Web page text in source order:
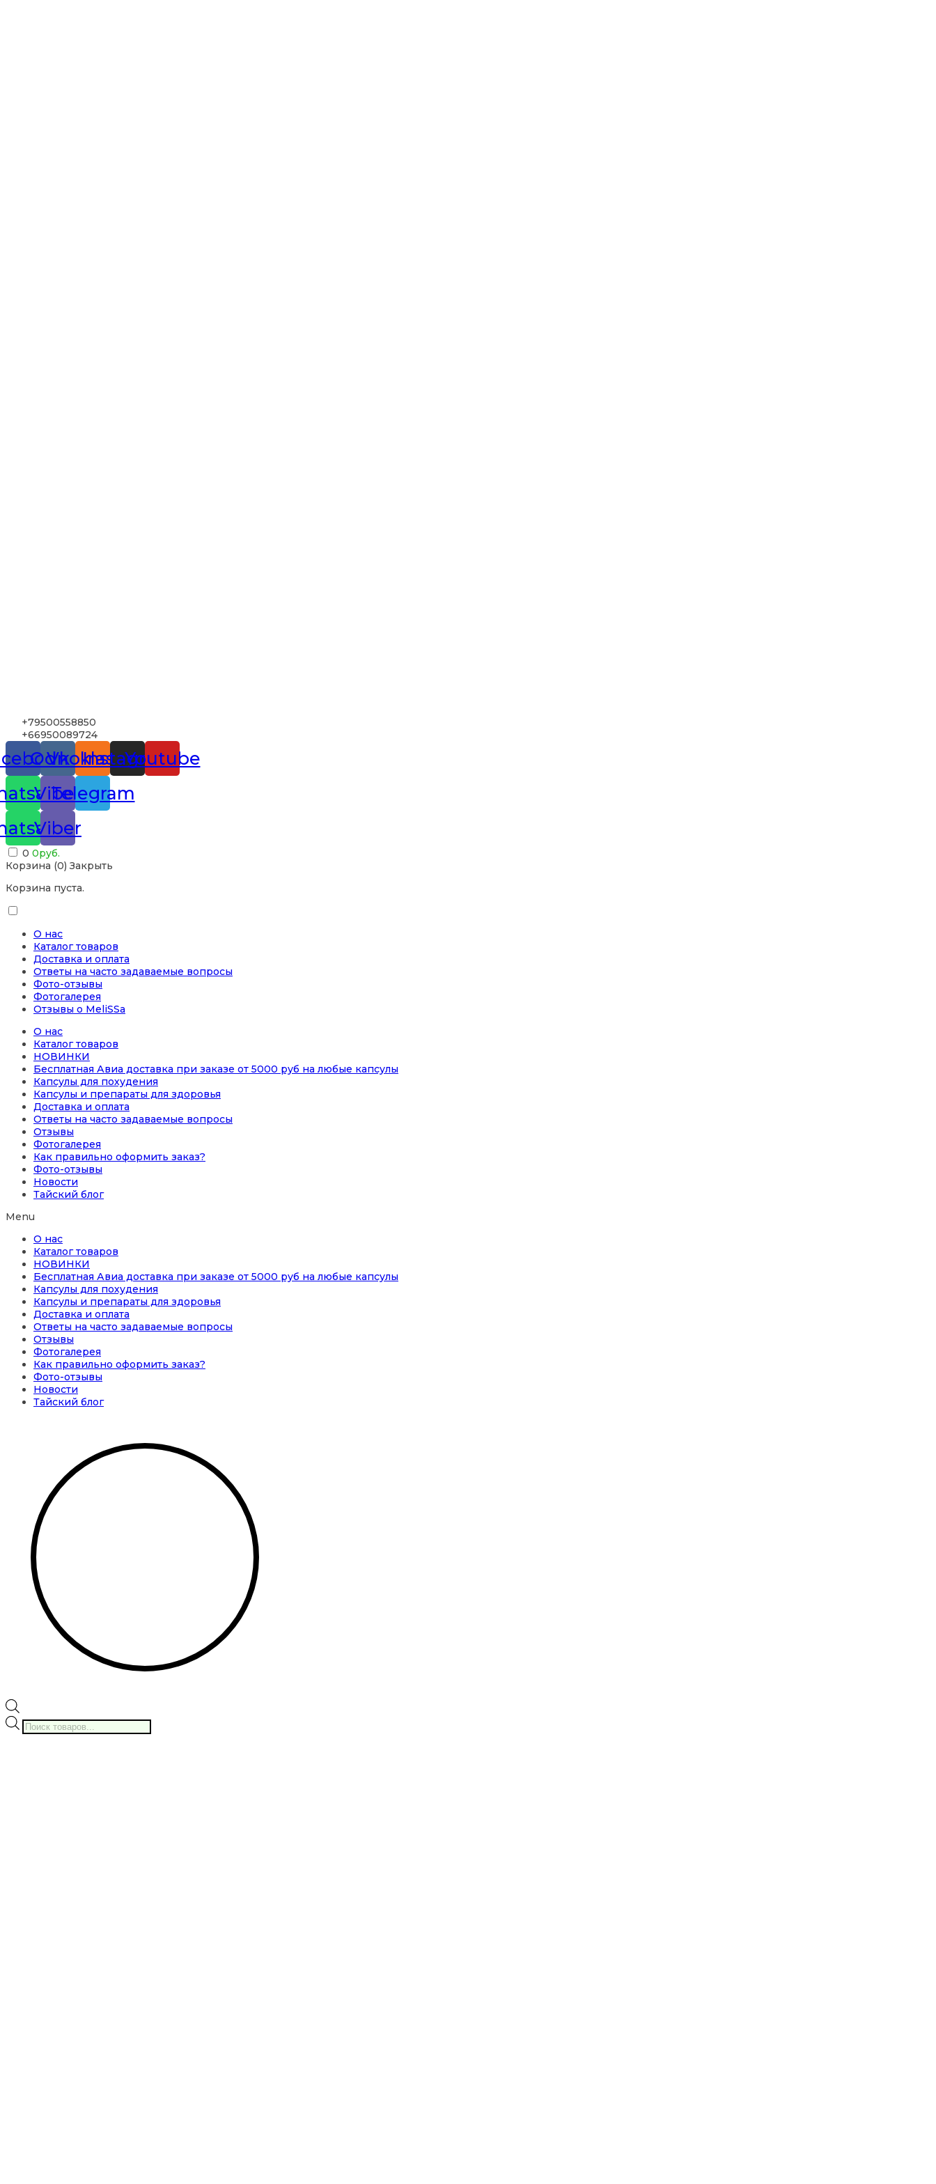
+79500558850
+66950089724
Vk
Odnoklassniki
Instagram
Youtube
Viber
Telegram
Viber
0 0руб.
Корзина (0) Закрыть
Корзина пуста.
О нас
Каталог товаров
Доставка и оплата
Ответы на часто задаваемые вопросы
Фото-отзывы
Фотогалерея
Отзывы о MeliSSa
О нас
Каталог товаров
НОВИНКИ
Бесплатная Авиа доставка при заказе от 5000 руб на любые капсулы
Капсулы для похудения
Капсулы и препараты для здоровья
Доставка и оплата
Ответы на часто задаваемые вопросы
Отзывы
Фотогалерея
Как правильно оформить заказ?
Фото-отзывы
Новости
Тайский блог
Menu
О нас
Каталог товаров
НОВИНКИ
Бесплатная Авиа доставка при заказе от 5000 руб на любые капсулы
Капсулы для похудения
Капсулы и препараты для здоровья
Доставка и оплата
Ответы на часто задаваемые вопросы
Отзывы
Фотогалерея
Как правильно оформить заказ?
Фото-отзывы
Новости
Тайский блог
Поиск
товаров